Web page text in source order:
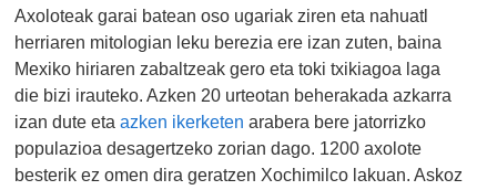
Axoloteak garai batean oso ugariak ziren eta nahuatl
herriaren mitologian leku berezia ere izan zuten, baina
Mexiko hiriaren zabaltzeak gero eta toki txikiagoa laga
die bizi irauteko. Azken 20 urteotan beherakada azkarra
izan dute etaazken ikerketen arabera bere jatorrizko
populazioa desagertzeko zorian dago. 1200 axolote
besterik ez omen dira geratzen Xochimilco lakuan. Askoz